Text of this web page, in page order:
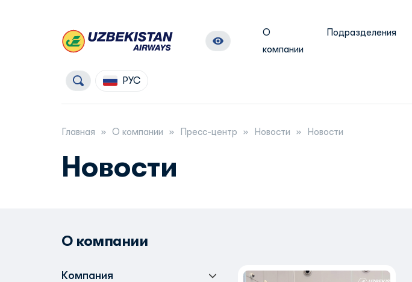
О
компании
Подразделения
РУС
Главная О компании Пресс-центр Новости Новости
Новости
О компании
Компания